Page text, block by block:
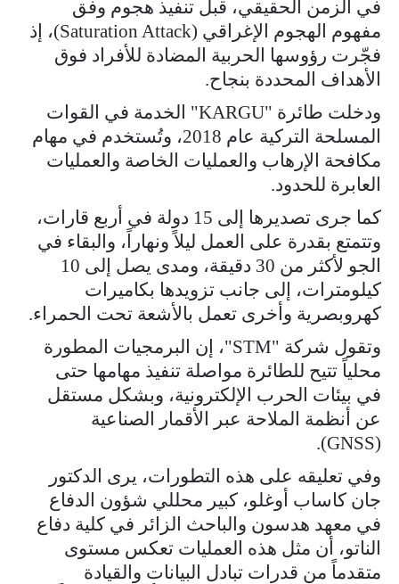
في الزمن الحقيقي، قبل تنفيذ هجوم وفق
مفهوم الهجوم الإغراقي (Saturation Attack)، إذ
فجّرت رؤوسها الحربية المضادة للأفراد فوق
الأهداف المحددة بنجاح.
ودخلت طائرة "KARGU" الخدمة في القوات
المسلحة التركية عام 2018، وتُستخدم في مهام
مكافحة الإرهاب والعمليات الخاصة والعمليات
العابرة للحدود.
كما جرى تصديرها إلى 15 دولة في أربع قارات،
وتتمتع بقدرة على العمل ليلاً ونهاراً، والبقاء في
الجو لأكثر من 30 دقيقة، ومدى يصل إلى 10
كيلومترات، إلى جانب تزويدها بكاميرات
كهروبصرية وأخرى تعمل بالأشعة تحت الحمراء.
وتقول شركة "STM"، إن البرمجيات المطورة
محلياً تتيح للطائرة مواصلة تنفيذ مهامها حتى
في بيئات الحرب الإلكترونية، وبشكل مستقل
عن أنظمة الملاحة عبر الأقمار الصناعية
(GNSS).
وفي تعليقه على هذه التطورات، يرى الدكتور
جان كاساب أوغلو، كبير محللي شؤون الدفاع
في معهد هدسون والباحث الزائر في كلية دفاع
الناتو، أن مثل هذه العمليات تعكس مستوى
متقدماً من قدرات تبادل البيانات والقيادة